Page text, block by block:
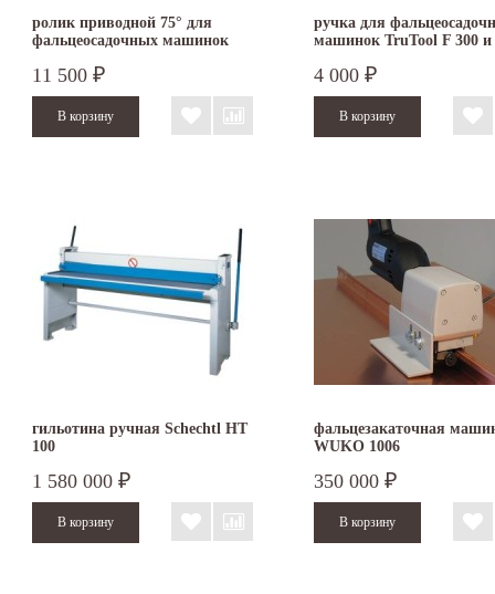
ролик приводной 75° для
фальцеосадочных машинок
11 500 ₽
ручка для
машинок TruTool F 300 и
4 000 ₽
гильотина ручная Schechtl HT
100
1 580 000 ₽
фальцезакаточная
WUKO 1006
350 000 ₽